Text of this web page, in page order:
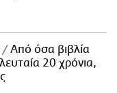
Από όσα βιβλία
20 χρόνια,